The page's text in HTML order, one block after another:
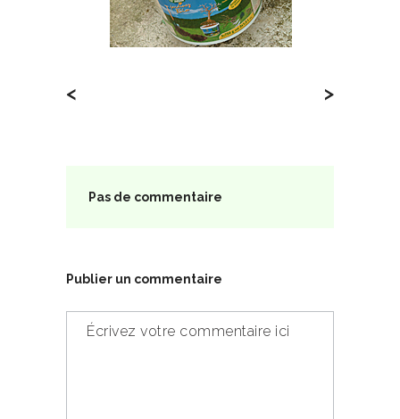
< >
Pas de commentaire
Publier un commentaire